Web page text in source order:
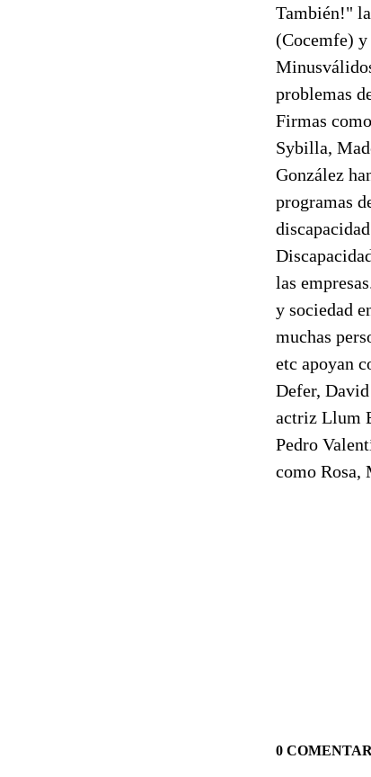
También!"
(Cocemfe) y
problemas
Firmas
Sybilla,
González
programas
las
y sociedad
muchas
etc apoyan
Defer,
actriz Llum
Pedro
como Rosa,
0